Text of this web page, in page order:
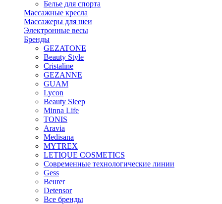
Белье для спорта
Массажные кресла
Массажеры для шеи
Электронные весы
Бренды
GEZATONE
Beauty Style
Cristaline
GEZANNE
GUAM
Lycon
Beauty Sleep
Minna Life
TONIS
Aravia
Medisana
MYTREX
LETIQUE COSMETICS
Современные технологические линии
Gess
Beurer
Detensor
Все бренды